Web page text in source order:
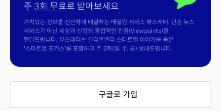
주 3회 무료로 받아보세요.
가치있는 정보를 신선하게 배달하는 메일링 서비스 뷰스레터. 단순 뉴스
서비스가 아닌 세상과 산업의 종합적인 관점(Viewpoints)을
전달드립니다. 뷰스레터는 실리콘밸리 스타트업 이야기를 묶은
'스타트업 포커스'를 포함하여 주 3회(월, 수, 금) 보내드립니다.
구글로 가입